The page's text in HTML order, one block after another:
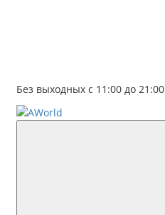
Без выходных с 11:00 до 21:00